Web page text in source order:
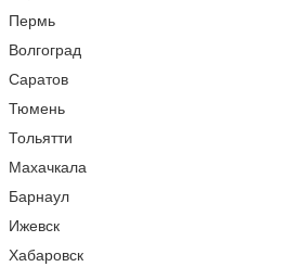
Пермь
Волгоград
Саратов
Тюмень
Тольятти
Махачкала
Барнаул
Ижевск
Хабаровск